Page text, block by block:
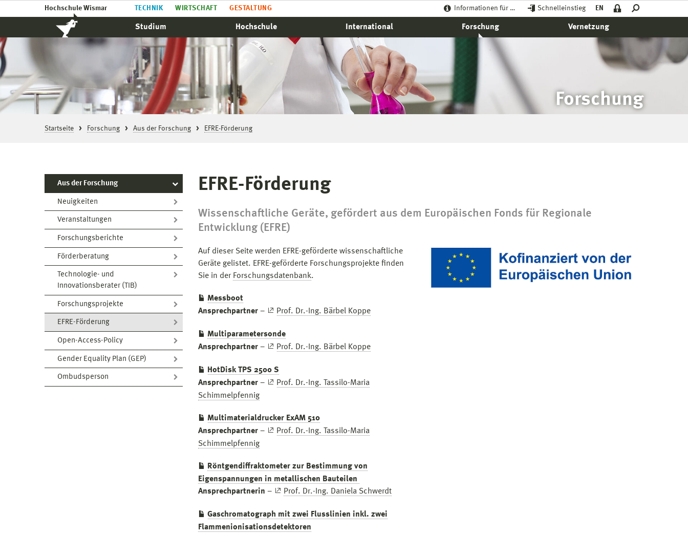
Hochschule Wismar TECHNIK WIRTSCHAFT GESTALTUNG Informationen für … Schnelleinstieg EN
Studium Hochschule International Forschung Vernetzung
Forschung
Startseite Forschung Aus der Forschung EFRE-Förderung
Aus der Forschung
Neuigkeiten
Veranstaltungen
Forschungsberichte
Förderberatung
Technologie- und
Innovationsberater (TIB)
Forschungsprojekte
EFRE-Förderung
Open-Access-Policy
Gender Equality Plan (GEP)
Ombudsperson
EFRE-Förderung
Wissenschaftliche Geräte, gefördert aus dem Europäischen Fonds für Regionale
Entwicklung (EFRE)
Auf dieser Seite werden EFRE-geförderte wissenschaftliche
Geräte gelistet. EFRE-geförderte Forschungsprojekte finden
Sie in der Forschungsdatenbank.
Messboot
Ansprechpartner – Prof. Dr.-Ing. Bärbel Koppe
Multiparametersonde
Ansprechpartner – Prof. Dr.-Ing. Bärbel Koppe
HotDisk TPS 2500 S
Ansprechpartner –
Prof. Dr.-Ing. Tassilo-Maria
Schimmelpfennig
Multimaterialdrucker ExAM 510
Ansprechpartner –
Prof. Dr.-Ing. Tassilo-Maria
Schimmelpfennig
Röntgendiffraktometer zur Bestimmung von
Eigenspannungen in metallischen Bauteilen
Ansprechpartnerin – Prof. Dr.-Ing. Daniela Schwerdt
Gaschromatograph mit zwei Flusslinien inkl. zwei
Flammenionisationsdetektoren